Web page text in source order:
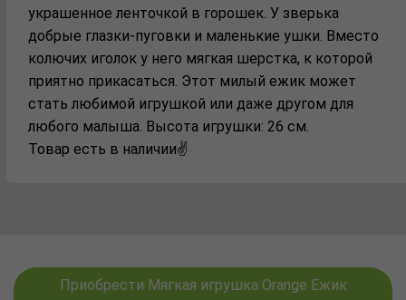
украшенное ленточкой в горошек. У зверька
добрые глазки-пуговки и маленькие ушки. Вместо
колючих иголок у него мягкая шерстка, к которой
приятно прикасаться. Этот милый ежик может
стать любимой игрушкой или даже другом для
любого малыша. Высота игрушки: 26 см.
Товар есть в наличии✌️
Приобрести Мягкая игрушка Orange Ежик